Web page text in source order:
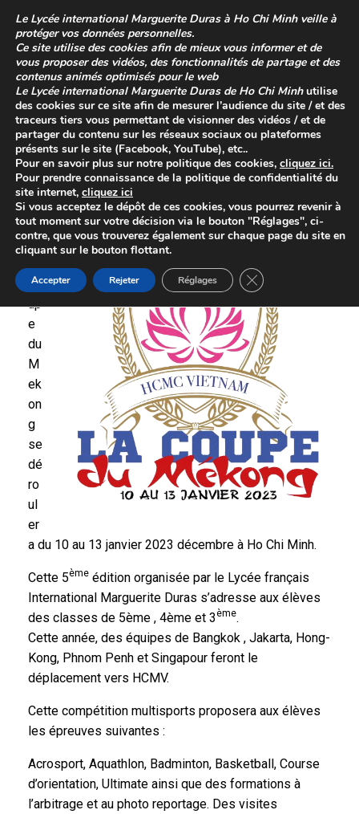
content
Coupe du Mekong
Posted on 6 janvier 2023
co
up
e
du
M
ek
on
g
se
dé
ro
ul
er
a du 10 au 13 janvier 2023 décembre à Ho Chi Minh.
Cette 5ème édition organisée par le Lycée français
International Marguerite Duras s’adresse aux élèves
des classes de 5ème , 4ème et 3ème.
Cette année, des équipes de Bangkok , Jakarta, Hong-
Kong, Phnom Penh et Singapour feront le
déplacement vers HCMV.
Cette compétition multisports proposera aux élèves
les épreuves suivantes :
Acrosport, Aquathlon, Badminton, Basketball, Course
d’orientation, Ultimate ainsi que des formations à
l’arbitrage et au photo reportage. Des visites
Le Lycée international Marguerite Duras à Ho Chi Minhveille à
protéger vos données personnelles.
Ce site utilise des cookies afin de mieux vous informer et de
vous proposer des vidéos, des fonctionnalités de partage et des
contenus animés optimisés pour le web
Le Lycée international Marguerite Duras de Ho Chi Minhutilise
des cookies sur ce site afin de mesurer l’audience du site / et des
traceurs tiers vous permettant de visionner des vidéos / et de
partager du contenu sur les réseaux sociaux ou plateformes
présents sur le site (Facebook, YouTube), etc..
Pour en savoir plus sur notre politique des cookies, cliquez ici.
Pour prendre connaissance de la politique de confidentialité du
site internet, cliquez ici
Si vous acceptez le dépôt de ces cookies, vous pourrez revenir à
tout moment sur votre décision via le bouton "Réglages", ci-
contre, que vous trouverez également sur chaque page du site en
cliquant sur le bouton flottant.
Accepter Rejeter Réglages Close GDPR Cookie